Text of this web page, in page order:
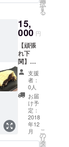
さやズ
が暴れ
たり、
嫉んだ
りしま
わぬよ
う、鬼
を励ま
し、静
め、笑
う鬼が
心に増
えるこ
とを願
い発信
してい
感を呼
びTV・
雑誌な
どで取
りあげ
られ
る。
「人
間、誰
もが心
の中に
鬼がい
るもの
です。
私が描
てまい
りまし
た梅寿
軒も ２
０１３
年６月
を持ち
まして
創業１
１０周
年を迎
える運
びとな
りまし
た。 日
u ◎生
まれ 昭
和47年4
月 ◎住
みか 山
口県下
関在住
1972年
山口県
防府市
生ま
れ。 現
在 下関
市長府
の功山
寺近く
ちろ
履もつ
いたフ
ルセッ
トレン
タル。
手ぶら
でOK お
店の近
くに
は、赤
間神宮
や下関
の海を
眺める
ことが
できま
択
す
る
15,
000 円
【頑張
れ下
関】
【美人
応援
隊】 イ
ベント
当日の
写真を
見る権
利 おに
画作家
しの武
支援
者：
0人
お届
け予
定：
2018
年12
月
こ
の
リ
タ